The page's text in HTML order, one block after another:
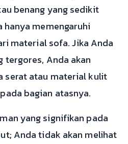
benang yang sedikit
memengaruhi
material sofa. Jika Anda
tergores, Anda akan
serat atau material kulit
bagian atasnya.
yang signifikan pada
Anda tidak akan melihat